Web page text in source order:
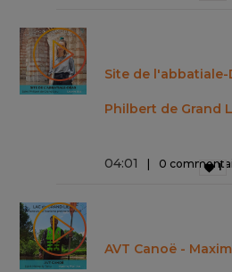
Site de l'abbatiale-
Philbert de Grand
04:01 0 1
AVT Canoë -